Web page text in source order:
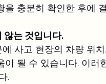
충분히 확인한 후에
않는 것입니다.
사고 현장의 차량 위
될 수 있습니다. 이러
.